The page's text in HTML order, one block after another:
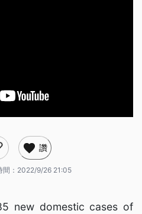
讚
： 2022/9/26 21:05
new domestic cases of